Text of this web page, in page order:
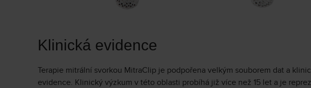
Klinická evidence
Terapie mitrální svorkou MitraClip je podpořena velkým souborem dat a
evidence. Klinický výzkum v této oblasti probíhá již více než 15 let a je